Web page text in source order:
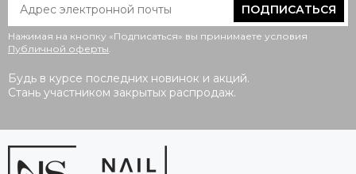
ПОДПИСАТЬСЯ
Нажимая на кнопку «Подписаться» вы принимаете условия
Публичной оферты.
Будь в курсе последних новинок и акций.
Стань участником закрытых распродаж.